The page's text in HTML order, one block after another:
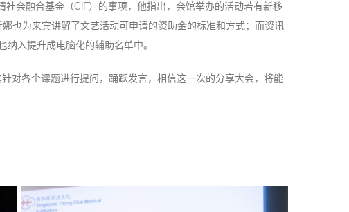
会融合基金（CIF）的事项，他指出，会馆举办的活动若有新移
也为来宾讲解了文艺活动可申请的资助金的标准和方式；而资讯
入提升成电脑化的辅助名单中。
对各个课题进行提问，踊跃发言，相信这一次的分享大会，将能